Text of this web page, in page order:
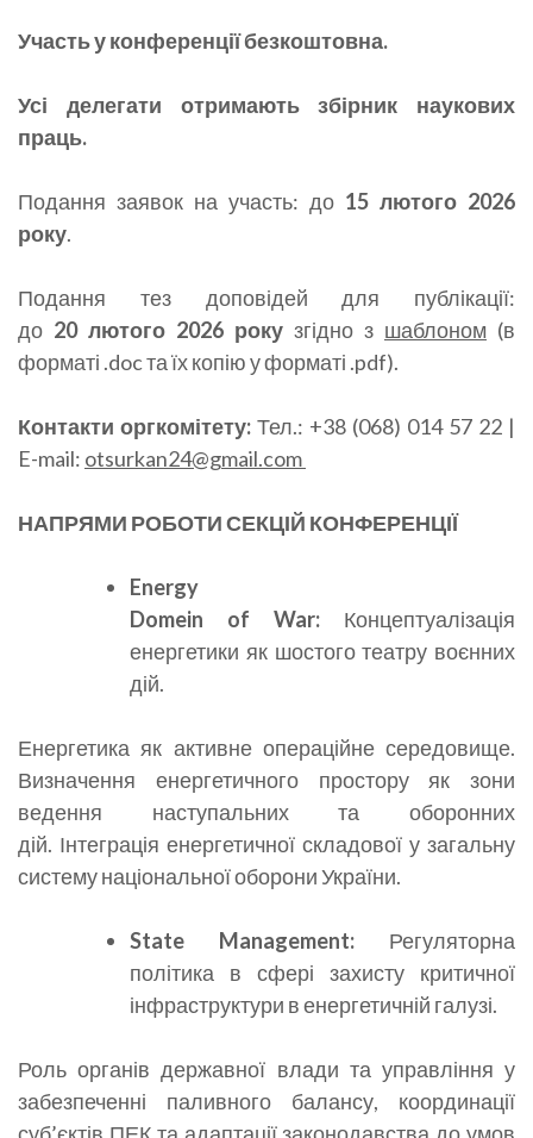
Участь у конференції безкоштовна.
Усі делегати отримають збірник наукових
праць.
Подання заявок на участь: до 15 лютого 2026
року.
Подання тез доповідей для публікації:
до 20 лютого 2026 року згідно з шаблоном (в
форматі .doc та їх копію у форматі .pdf).
Контакти оргкомітету: Тел.: +38 (068) 014 57 22 |
E-mail: otsurkan24@gmail.com
НАПРЯМИ РОБОТИ СЕКЦІЙ КОНФЕРЕНЦІЇ
Energy
Domein
of War: Концептуалізація
енергетики як шостого театру воєнних
дій.
Енергетика як активне операційне середовище.
Визначення енергетичного простору як зони
ведення наступальних та оборонних
дій. Інтеграція енергетичної складової у загальну
систему національної оборони України.
State Management: Регуляторна
політика в сфері захисту критичної
інфраструктури в енергетичній галузі.
Роль органів державної влади та управління у
забезпеченні паливного балансу, координації